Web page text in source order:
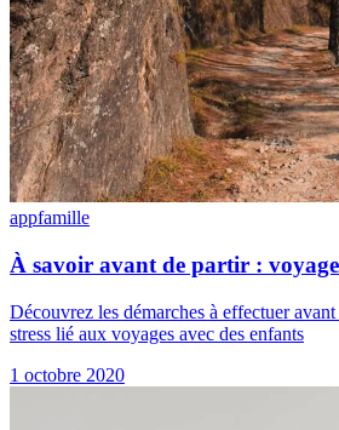
appfamille
À savoir avant de partir :
Découvrez les démarches à effectuer
stress lié aux voyages avec des enfants
1 octobre 2020